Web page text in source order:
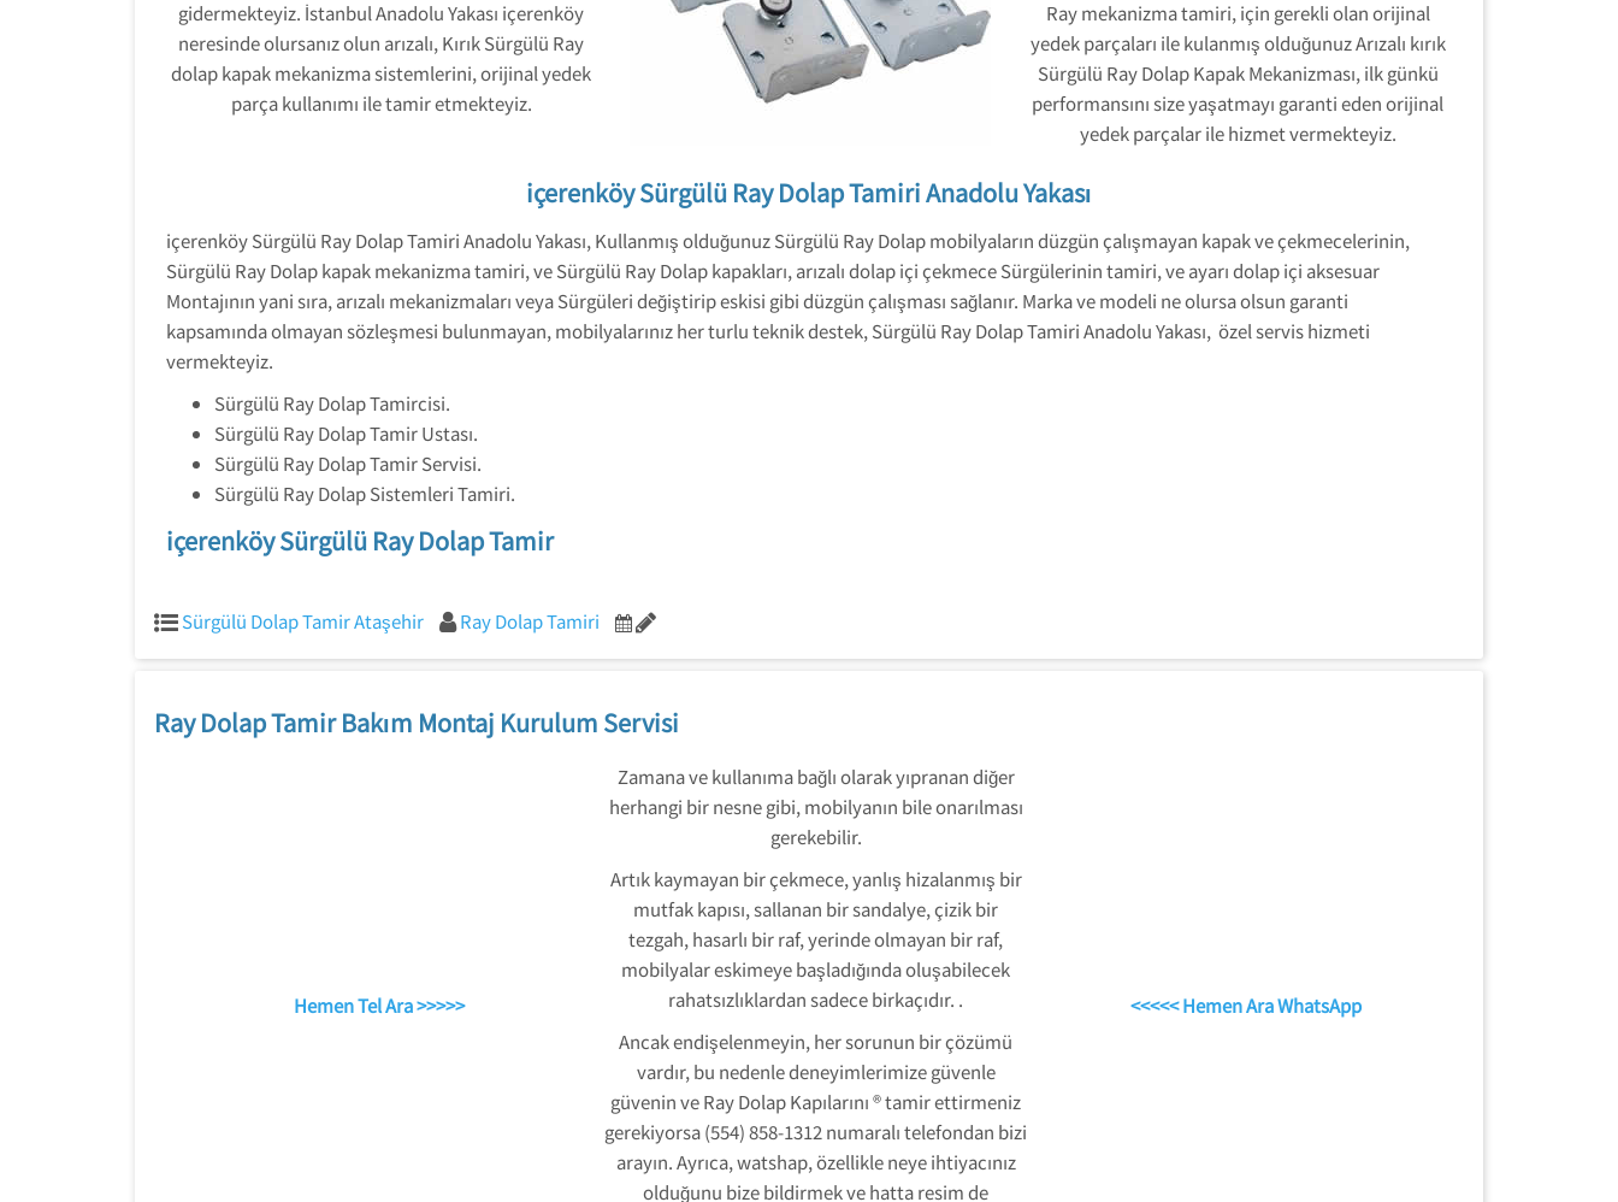
gidermekteyiz. İstanbul Anadolu Yakası içerenköy
neresinde olursanız olun arızalı, Kırık Sürgülü Ray
dolap kapak mekanizma sistemlerini, orijinal yedek
parça kullanımı ile tamir etmekteyiz.
Ray mekanizma tamiri, için gerekli olan orijinal
yedek parçaları ile kulanmış olduğunuz Arızalı kırık
Sürgülü Ray Dolap Kapak Mekanizması, ilk günkü
performansını size yaşatmayı garanti eden orijinal
yedek parçalar ile hizmet vermekteyiz.
içerenköy Sürgülü Ray Dolap Tamiri Anadolu Yakası
içerenköy Sürgülü Ray Dolap Tamiri Anadolu Yakası, Kullanmış olduğunuz Sürgülü Ray Dolap mobilyaların düzgün çalışmayan kapak ve çekmecelerinin,
Sürgülü Ray Dolap kapak mekanizma tamiri, ve Sürgülü Ray Dolap kapakları, arızalı dolap içi çekmece Sürgülerinin tamiri, ve ayarı dolap içi aksesuar
Montajının yani sıra, arızalı mekanizmaları veya Sürgüleri değiştirip eskisi gibi düzgün çalışması sağlanır. Marka ve modeli ne olursa olsun garanti
kapsamında olmayan sözleşmesi bulunmayan, mobilyalarınız her turlu teknik destek, Sürgülü Ray Dolap Tamiri Anadolu Yakası, özel servis hizmeti
vermekteyiz.
Sürgülü Ray Dolap Tamircisi.
Sürgülü Ray Dolap Tamir Ustası.
Sürgülü Ray Dolap Tamir Servisi.
Sürgülü Ray Dolap Sistemleri Tamiri.
içerenköy Sürgülü Ray Dolap Tamir
Sürgülü Dolap Tamir Ataşehir Ray Dolap Tamiri
Ray Dolap Tamir Bakım Montaj Kurulum Servisi
Hemen Tel Ara >>>>>
Zamana ve kullanıma bağlı olarak yıpranan diğer
herhangi bir nesne gibi, mobilyanın bile onarılması
gerekebilir.
Artık kaymayan bir çekmece, yanlış hizalanmış bir
mutfak kapısı, sallanan bir sandalye, çizik bir
tezgah, hasarlı bir raf, yerinde olmayan bir raf,
mobilyalar eskimeye başladığında oluşabilecek
rahatsızlıklardan sadece birkaçıdır. .
Ancak endişelenmeyin, her sorunun bir çözümü
vardır, bu nedenle deneyimlerimize güvenle
güvenin ve Ray Dolap Kapılarını ® tamir ettirmeniz
gerekiyorsa (554) 858-1312 numaralı telefondan bizi
arayın. Ayrıca, watshap, özellikle neye ihtiyacınız
olduğunu bize bildirmek ve hatta resim de
<<<<< Hemen Ara WhatsApp